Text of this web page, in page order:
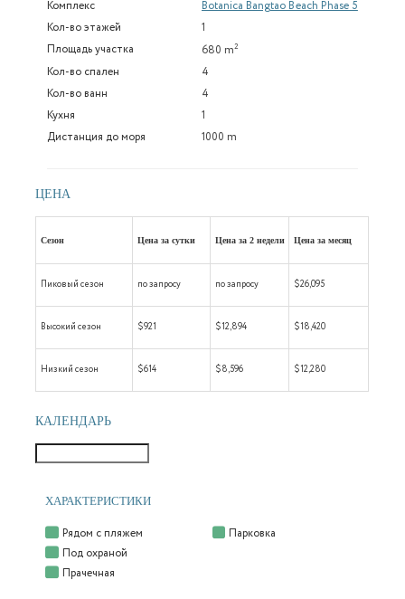
Комплекс
Botanica Bangtao Beach Phase 5
Кол-во этажей
1
Площадь участка
680 m2
Кол-во спален
4
Кол-во ванн
4
Кухня
1
Дистанция до моря
1000 m
ЦЕНА
Сезон Цена за сутки Цена за 2 недели Цена за месяц
Пиковый сезон по запросу по запросу $26,095
Высокий сезон $921 $12,894 $18,420
Низкий сезон $614 $8,596 $12,280
КАЛЕНДАРЬ
ХАРАКТЕРИСТИКИ
Рядом с пляжем
Под охраной
Прачечная
Парковка